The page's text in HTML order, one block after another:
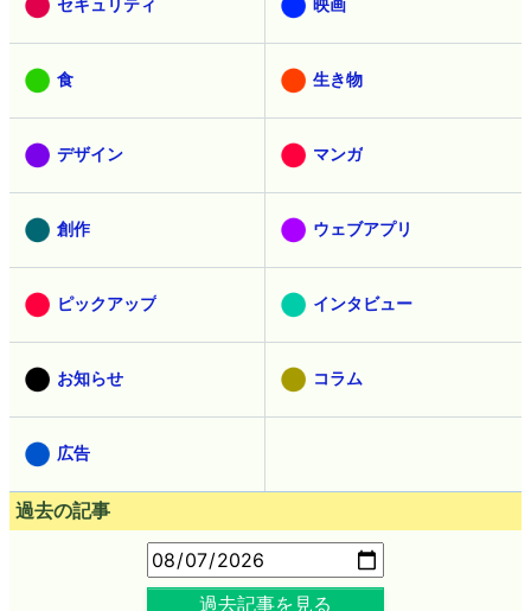
アニメ 乗り物
セキュリティ 映画
食 生き物
デザイン マンガ
創作 ウェブアプリ
ピックアップ インタビュー
お知らせ コラム